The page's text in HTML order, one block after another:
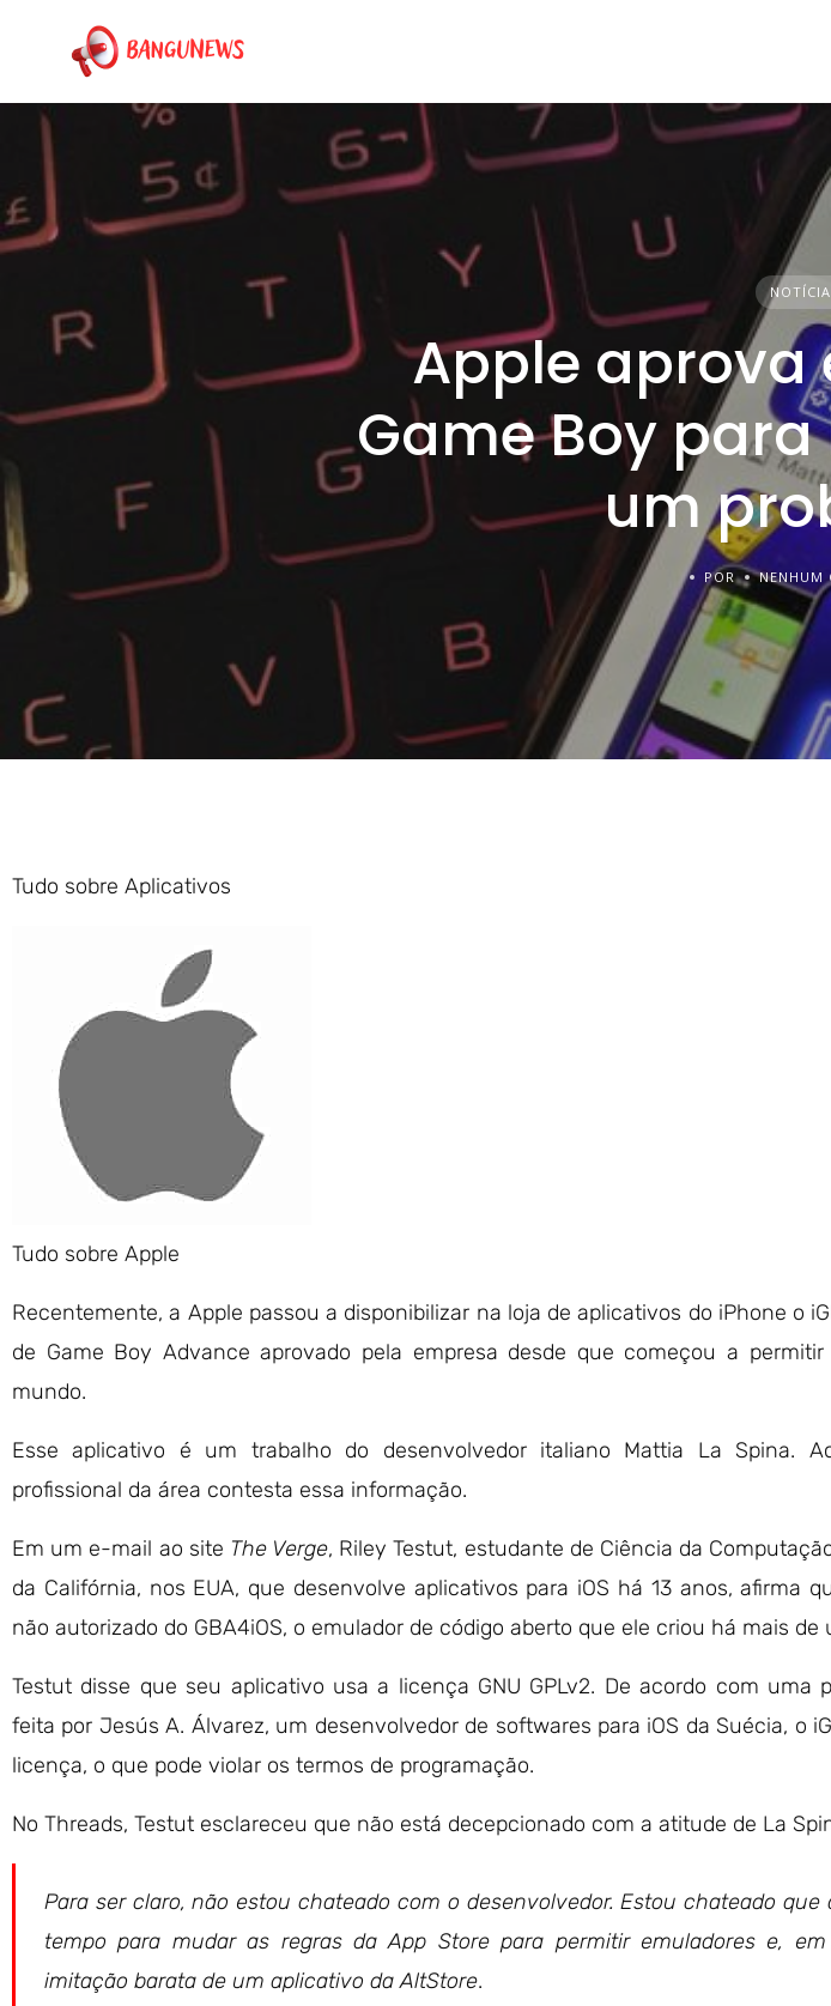
Apple
Game Boy
um
POR NENHUM
Tudo sobre Aplicativos
Tudo sobre Apple
Recentemente, a Apple passou a disponibilizar na loja de aplicativos do iPhone o
de Game Boy Advance aprovado pela empresa desde que começou a
mundo.
Esse aplicativo é um trabalho do desenvolvedor italiano Mattia La Spina.
profissional da área contesta essa informação.
Em um e-mail ao site The Verge, Riley Testut, estudante de Ciência da
da Califórnia, nos EUA, que desenvolve aplicativos para iOS há 13 anos, afirma
não autorizado do GBA4iOS, o emulador de código aberto que ele criou há mais de
Testut disse que seu aplicativo usa a licença GNU GPLv2. De acordo com uma
feita por Jesús A. Álvarez, um desenvolvedor de softwares para iOS da Suécia, o
licença, o que pode violar os termos de programação.
No Threads, Testut esclareceu que não está decepcionado com a atitude de La
Para ser claro, não estou chateado com o desenvolvedor. Estou chateado
tempo para mudar as regras da App Store para permitir emuladores e,
imitação barata de um aplicativo da AltStore.